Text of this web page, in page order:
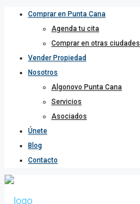
Comprar en Punta Cana
Agenda tu cita
Comprar en otras ciudades
Vender Propiedad
Nosotros
Algonovo Punta Cana
Servicios
Asociados
Únete
Blog
Contacto